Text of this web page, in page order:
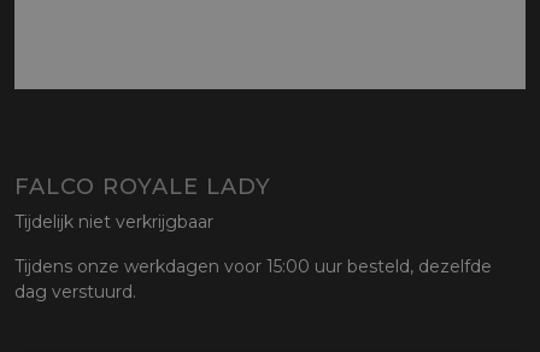
FALCO ROYALE LADY
Tijdelijk niet verkrijgbaar
Tijdens onze werkdagen voor 15:00 uur besteld, dezelfde
dag verstuurd.